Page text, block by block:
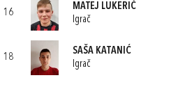
16
MATEJ LUKERIĆ
Igrač
18
SAŠA KATANIĆ
Igrač